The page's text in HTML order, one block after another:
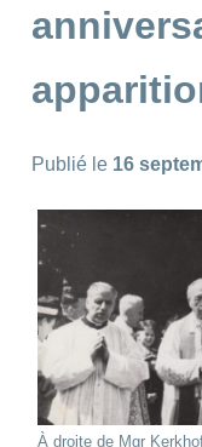
Publié le 16
À droite de Mgr